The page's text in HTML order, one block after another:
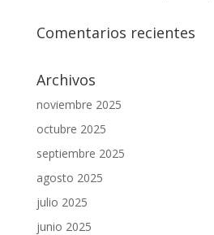
Comentarios recientes
Archivos
noviembre 2025
octubre 2025
septiembre 2025
agosto 2025
julio 2025
junio 2025